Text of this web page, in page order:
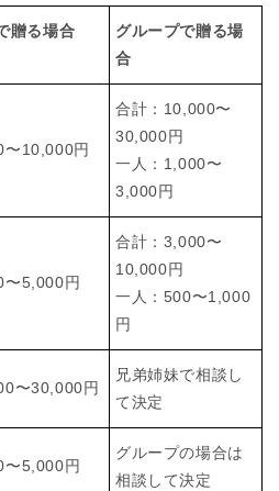
贈る場合
グループで贈る場
合
〜10,000円
合計：10,000〜
30,000円
一人：1,000〜
3,000円
〜5,000円
合計：3,000〜
10,000円
一人：500〜1,000
円
〜30,000円
兄弟姉妹で相談し
て決定
〜5,000円
グループの場合は
相談して決定